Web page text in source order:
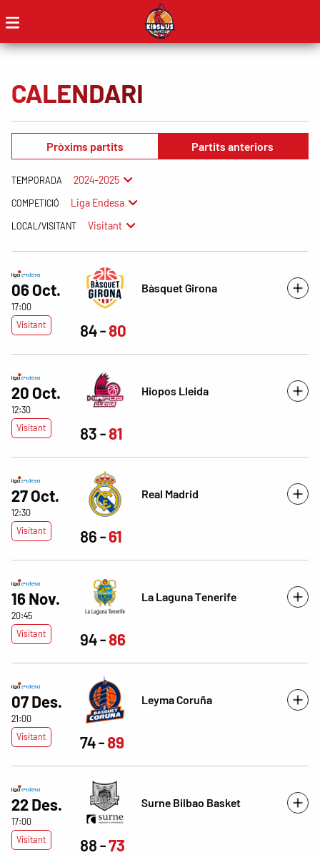
CALENDARI
Pròxims partits Partits anteriors
TEMPORADA 2024-2025
COMPETICIÓ Liga Endesa
LOCAL/VISITANT Visitant
06 Oct.
17:00
Visitant
Bàsquet Girona
84 80
20 Oct.
12:30
Visitant
Hiopos Lleida
83 81
27 Oct.
12:30
Visitant
Real Madrid
86 61
16 Nov.
20:45
Visitant
La Laguna Tenerife
94 86
07 Des.
21:00
Visitant
Leyma Coruña
74 89
22 Des.
17:00
Visitant
Surne Bilbao Basket
88 73